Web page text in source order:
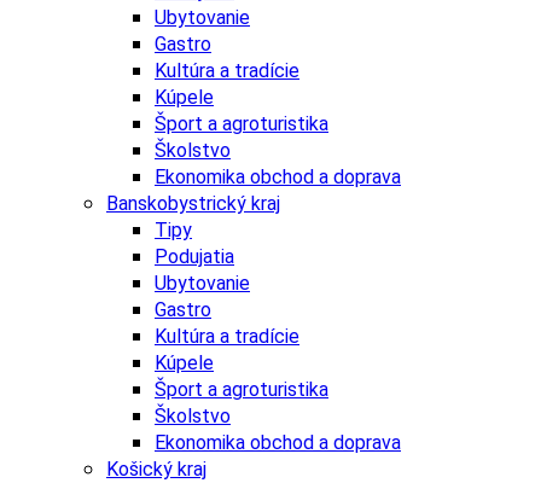
Ubytovanie
Gastro
Kultúra a tradície
Kúpele
Šport a agroturistika
Školstvo
Ekonomika obchod a doprava
Banskobystrický kraj
Tipy
Podujatia
Ubytovanie
Gastro
Kultúra a tradície
Kúpele
Šport a agroturistika
Školstvo
Ekonomika obchod a doprava
Košický kraj